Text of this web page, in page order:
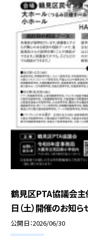
鶴見区PTA協議会
日（土）開催のお知ら
公開日 2026/06/30